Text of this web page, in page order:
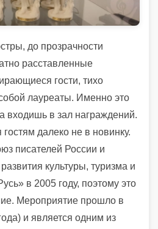
до прозрачности
расставленные
гости, тихо
лауреаты. Именно это
входишь в зал награждений.
далеко не в новинку.
писателей России и
культуры, туризма и
в 2005 году, поэтому это
Мероприятие прошло в
и является одним из